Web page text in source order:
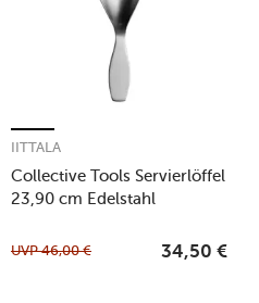
Collective Tools Servierlöffel
23,90 cm Edelstahl
IITTALA
UVP46,00 € 34,50 €